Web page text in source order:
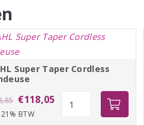
Super Taper Cordless
Oorspronkelijke
prijs
€118,05Huidige
BTW